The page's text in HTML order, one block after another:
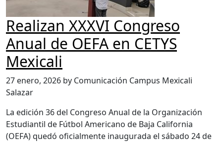
Realizan XXXVI Congreso
Anual de OEFA en CETYS
Mexicali
27 enero, 2026 by Comunicación Campus Mexicali
Salazar
La edición 36 del Congreso Anual de la Organización
Estudiantil de Fútbol Americano de Baja California
(OEFA) quedó oficialmente inaugurada el sábado 24 de